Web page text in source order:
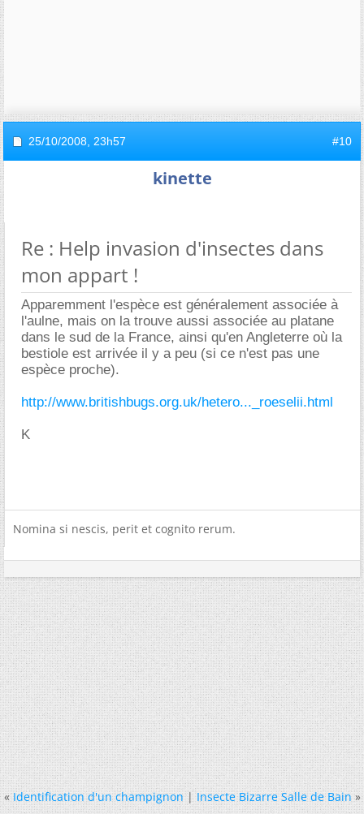
25/10/2008, 23h57 #10
kinette
Re : Help invasion d'insectes dans
mon appart !
Apparemment l'espèce est généralement associée à
l'aulne, mais on la trouve aussi associée au platane
dans le sud de la France, ainsi qu'en Angleterre où la
bestiole est arrivée il y a peu (si ce n'est pas une
espèce proche).
http://www.britishbugs.org.uk/hetero..._roeselii.html
K
Nomina si nescis, perit et cognito rerum.
« Identification d'un champignon|Insecte Bizarre Salle de Bain »